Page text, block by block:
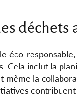
déchets
éco-
Cela inclut la
même la